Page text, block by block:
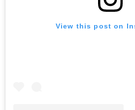
View this post on